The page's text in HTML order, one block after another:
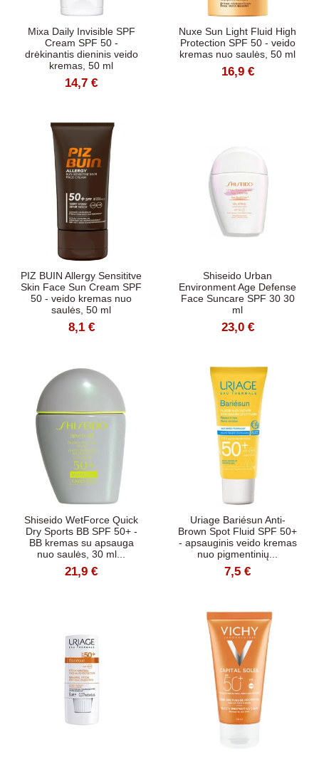
Mixa Daily Invisible SPF
Cream SPF 50 -
drėkinantis dieninis veido
kremas, 50 ml
14,7 €
Nuxe Sun Light Fluid High
Protection SPF 50 - veido
kremas nuo saulės, 50 ml
16,9 €
PIZ BUIN Allergy Sensititve
Skin Face Sun Cream SPF
50 - veido kremas nuo
saulės, 50 ml
8,1 €
Shiseido Urban
Environment Age Defense
Face Suncare SPF 30 30
ml
23,0 €
Shiseido WetForce Quick
Dry Sports BB SPF 50+ -
BB kremas su apsauga
nuo saulės, 30 ml...
21,9 €
Uriage Bariésun Anti-
Brown Spot Fluid SPF 50+
- apsauginis veido kremas
nuo pigmentinių...
7,5 €